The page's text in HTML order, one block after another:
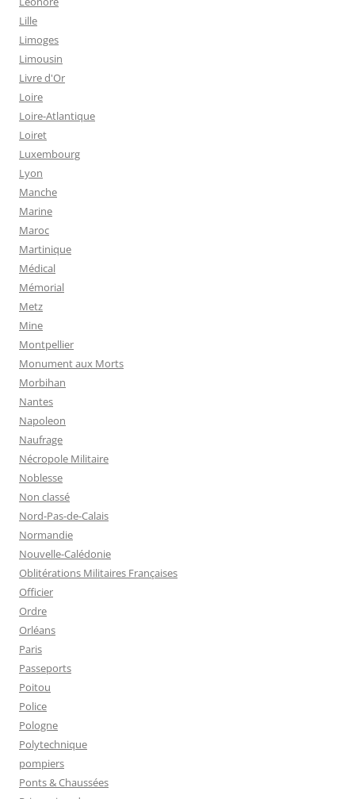
Lille
Limoges
Limousin
Livre d'Or
Loire
Loire-Atlantique
Loiret
Luxembourg
Lyon
Manche
Marine
Maroc
Martinique
Médical
Mémorial
Metz
Mine
Montpellier
Monument aux Morts
Morbihan
Nantes
Napoleon
Naufrage
Nécropole Militaire
Noblesse
Non classé
Nord-Pas-de-Calais
Normandie
Nouvelle-Calédonie
Oblitérations Militaires Françaises
Officier
Ordre
Orléans
Paris
Passeports
Poitou
Police
Pologne
Polytechnique
pompiers
Ponts & Chaussées